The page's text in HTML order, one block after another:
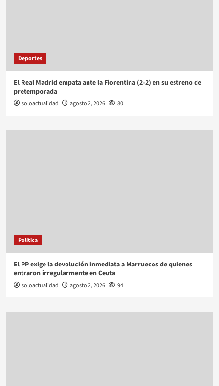
Deportes
El Real Madrid empata ante la Fiorentina (2-2) en su estreno de
pretemporada
soloactualidad agosto 2, 2026 80
Política
El PP exige la devolución inmediata a Marruecos de quienes
entraron irregularmente en Ceuta
soloactualidad agosto 2, 2026 94